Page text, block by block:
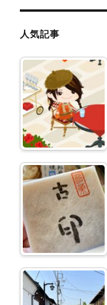
ー
人気記事